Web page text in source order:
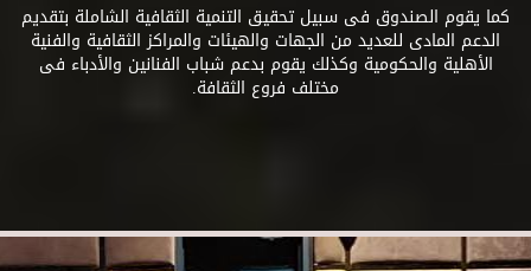
كما يقوم الصندوق فى سبيل تحقيق التنمية الثقافية الشاملة بتقديم
الدعم المادى للعديد من الجهات والهيئات والمراكز الثقافية والفنية
الأهلية والحكومية وكذلك يقوم بدعم شباب الفنانين والأدباء فى
مختلف فروع الثقافة.